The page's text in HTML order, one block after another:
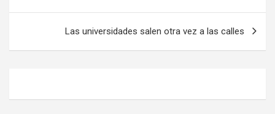
entradas
Las universidades salen otra vez a las calles